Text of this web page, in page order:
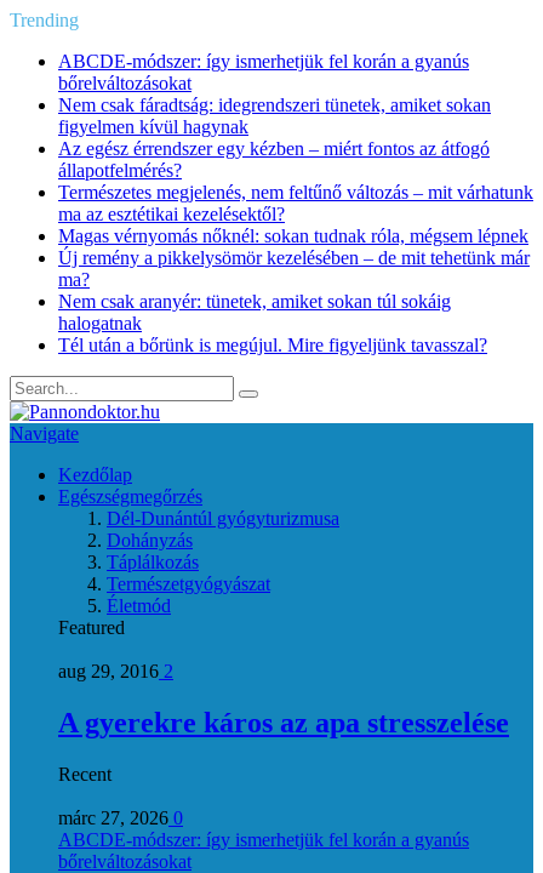
Trending
ABCDE‑módszer: így ismerhetjük fel korán a gyanús
bőrelváltozásokat
Nem csak fáradtság: idegrendszeri tünetek, amiket sokan
figyelmen kívül hagynak
Az egész érrendszer egy kézben – miért fontos az átfogó
állapotfelmérés?
Természetes megjelenés, nem feltűnő változás – mit várhatunk
ma az esztétikai kezelésektől?
Magas vérnyomás nőknél: sokan tudnak róla, mégsem lépnek
Új remény a pikkelysömör kezelésében – de mit tehetünk már
ma?
Nem csak aranyér: tünetek, amiket sokan túl sokáig
halogatnak
Tél után a bőrünk is megújul. Mire figyeljünk tavasszal?
Navigate
Kezdőlap
Egészségmegőrzés
Dél-Dunántúl gyógyturizmusa
Dohányzás
Táplálkozás
Természetgyógyászat
Életmód
Featured
aug 29, 2016 2
A gyerekre káros az apa stresszelése
Recent
márc 27, 2026 0
ABCDE‑módszer: így ismerhetjük fel korán a gyanús
bőrelváltozásokat